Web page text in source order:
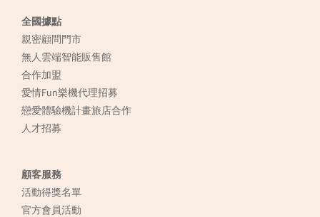
全國據點
親密顧問門市
無人雲端智能販售館
合作加盟
愛情Fun樂機代理招募
戀愛體驗機計畫旅店合作
人才招募
顧客服務
活動得獎名單
官方會員活動